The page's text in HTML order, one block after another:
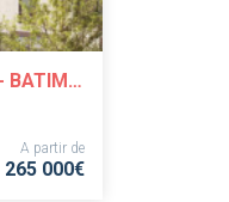
RESIDENCE NATUR'L - BATIMENTS C ET C'
A partir de
265 000€